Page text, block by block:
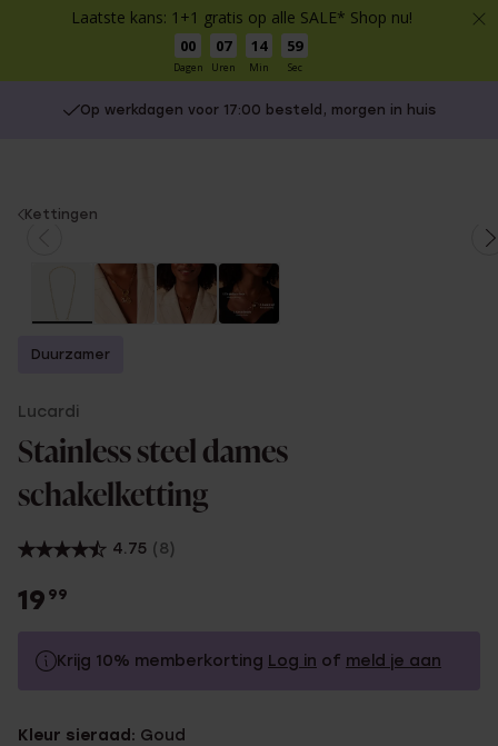
Laatste kans: 1+1 gratis op alle SALE* Shop nu!
00
Dagen
07
Uren
14
Min
58
Sec
Op werkdagen voor 17:00 besteld, morgen in huis
You
Kettingen
Duurzamer
Lucardi
Stainless steel dames
schakelketting
4.75 (8)
19 99
Krijg 10% memberkorting Log in of meld je aan
Zonder memberkorting
Kleur sieraad: Goud